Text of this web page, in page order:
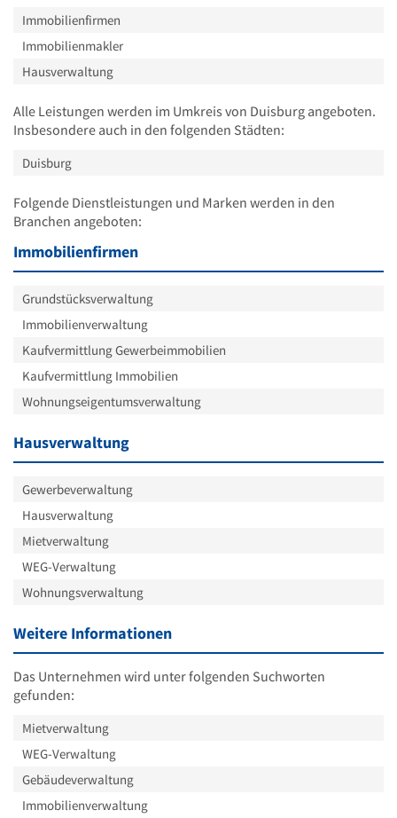
Immobilienfirmen
Immobilienmakler
Hausverwaltung
Alle Leistungen werden im Umkreis von Duisburg angeboten.
Insbesondere auch in den folgenden Städten:
Duisburg
Folgende Dienstleistungen und Marken werden in den
Branchen angeboten:
Immobilienfirmen
Grundstücksverwaltung
Immobilienverwaltung
Kaufvermittlung Gewerbeimmobilien
Kaufvermittlung Immobilien
Wohnungseigentumsverwaltung
Hausverwaltung
Gewerbeverwaltung
Hausverwaltung
Mietverwaltung
WEG-Verwaltung
Wohnungsverwaltung
Weitere Informationen
Das Unternehmen wird unter folgenden Suchworten
gefunden:
Mietverwaltung
WEG-Verwaltung
Gebäudeverwaltung
Immobilienverwaltung